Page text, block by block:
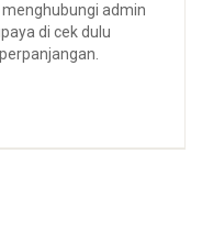
admin
di cek dulu